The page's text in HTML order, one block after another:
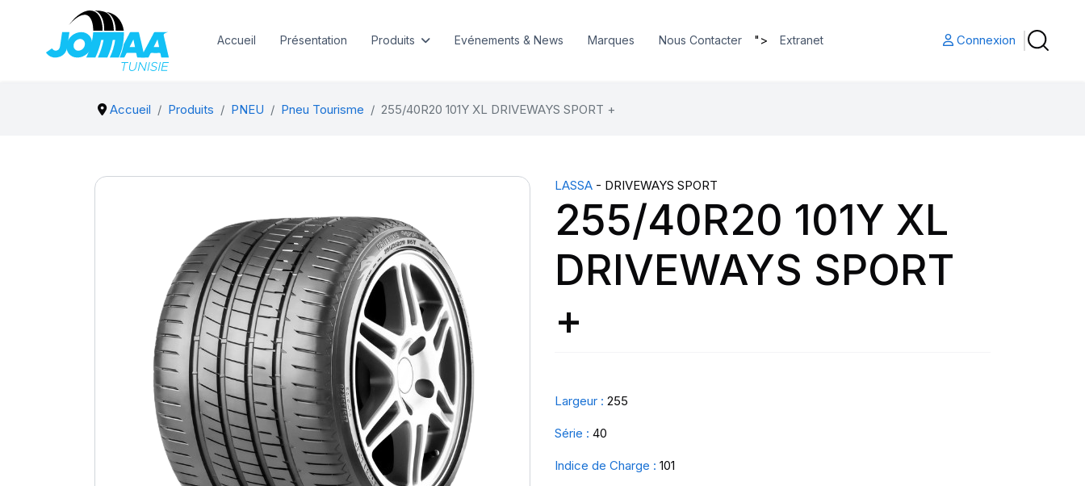
Accueil Présentation Produits Evénements & News Marques Nous Contacter "> Extranet Connexion
Accueil Produits PNEU Pneu Tourisme 255/40R20 101Y XL DRIVEWAYS SPORT +
LASSA - DRIVEWAYS SPORT
255/40R20 101Y XL
DRIVEWAYS SPORT
+
Largeur : 255
Série : 40
Indice de Charge : 101